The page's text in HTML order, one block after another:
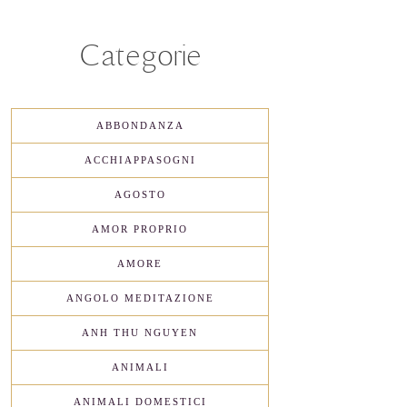
Categorie
ABBONDANZA
ACCHIAPPASOGNI
AGOSTO
AMOR PROPRIO
AMORE
ANGOLO MEDITAZIONE
ANH THU NGUYEN
ANIMALI
ANIMALI DOMESTICI